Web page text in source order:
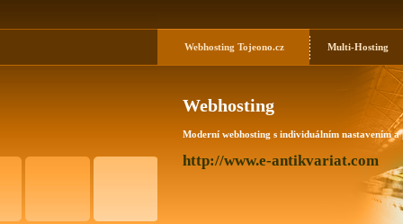
Webhosting Tojeono.cz Multi-Hosting
Webhosting
Moderní webhosting s individuálním nastavením a
http://www.e-antikvariat.com